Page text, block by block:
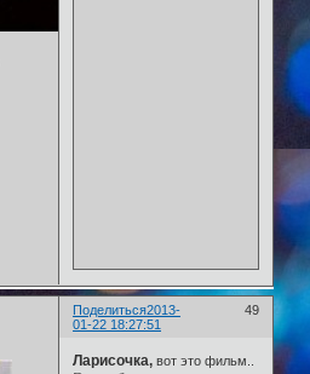
Поделиться 49
2013-
01-22 18:27:51
Ларисочка, вот это фильм..